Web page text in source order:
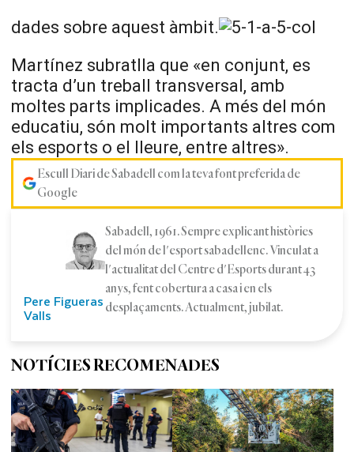
dades sobre aquest àmbit.
Martínez subratlla que «en conjunt, es
tracta d’un treball transversal, amb
moltes parts implicades. A més del món
educatiu, són molt importants altres com
els esports o el lleure, entre altres».
Escull Diari de Sabadell com la teva font preferida de
Google
Pere Figueras
Valls
Sabadell, 1961. Sempre explicant històries
del món de l'esport sabadellenc. Vinculat a
l'actualitat del Centre d'Esports durant 43
anys, fent cobertura a casa i en els
desplaçaments. Actualment, jubilat.
NOTÍCIES RECOMENADES